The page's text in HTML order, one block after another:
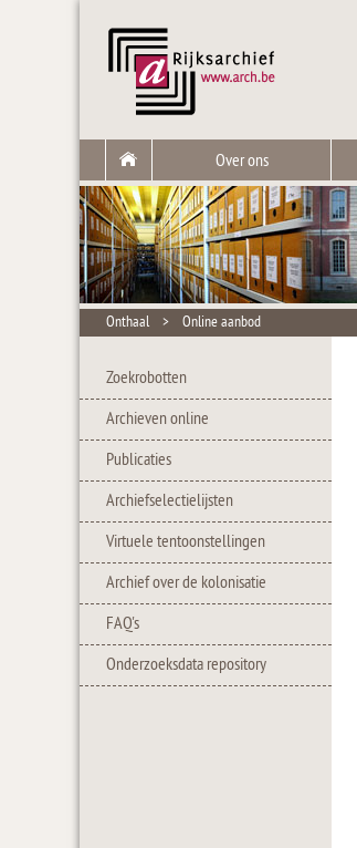
Over ons
Onthaal > Online aanbod
Zoekrobotten
Archieven online
Publicaties
Archiefselectielijsten
Virtuele tentoonstellingen
Archief over de kolonisatie
FAQ's
Onderzoeksdata repository